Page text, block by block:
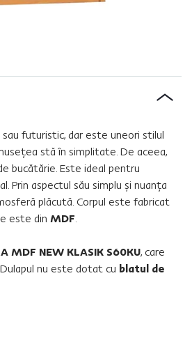
sau futuristic, dar este uneori stilul
stă în simplitate. De aceea,
bucătărie. Este ideal pentru
Prin aspectul său simplu şi nuanţa
plăcută. Corpul este fabricat
este din MDF.
MDF NEW KLASIK S60KU, care
Dulapul nu este dotat cu blatul de